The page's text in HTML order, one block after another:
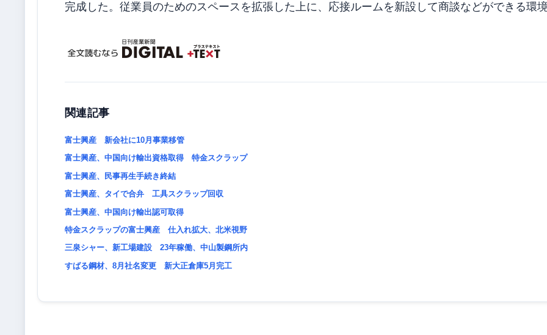
完成した。従業員のためのスペースを拡張した上に、応接ルームを新設して商談などができる環
関連記事
富士興産 新会社に10月事業移管
富士興産、中国向け輸出資格取得 特金スクラップ
富士興産、民事再生手続き終結
富士興産、タイで合弁 工具スクラップ回収
富士興産、中国向け輸出認可取得
特金スクラップの富士興産 仕入れ拡大、北米視野
三泉シャー、新工場建設 23年稼働、中山製鋼所内
すばる鋼材、8月社名変更 新大正倉庫5月完工